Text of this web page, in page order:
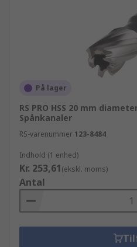
På lager
RS PRO HSS 20 mm
Spånkanaler
RS-varenummer 123-8484
Indhold (1 enhed)
Kr. 253,61(ekskl. moms)
Antal